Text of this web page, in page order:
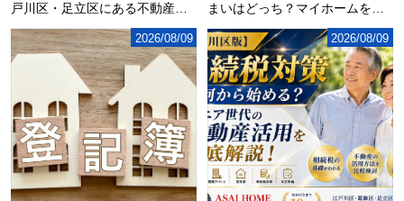
戸川区・足立区にある不動産売
買専門店の株式会...
まいはどっち？マイホームを検
討するとき...
2026/08/09 2026/08/09